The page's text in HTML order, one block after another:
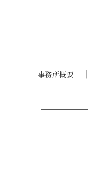
事務所概要